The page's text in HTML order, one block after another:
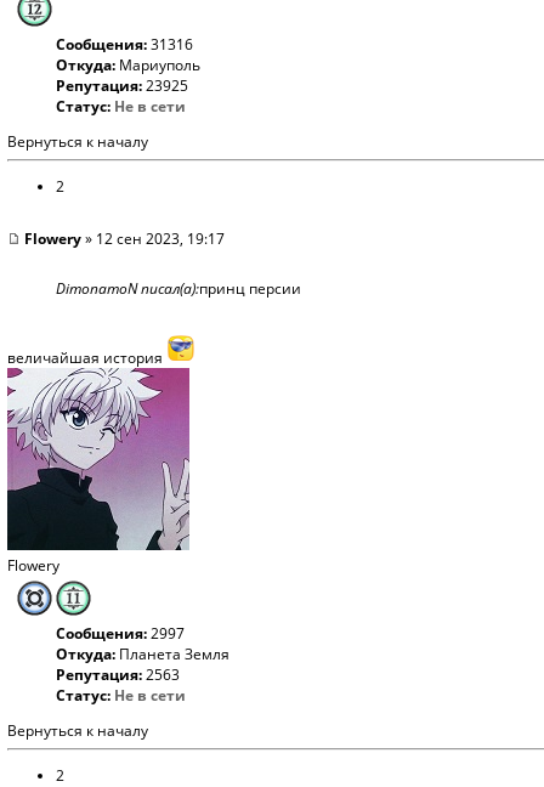
Сообщения:31316
Откуда: Мариуполь
Репутация:23925
Статус: Не в сети
Вернуться к началу
2
Flowery» 12 сен 2023, 19:17
DimonamoN писал(а):принц персии
величайшая история
Flowery
Сообщения:2997
Откуда: Планета Земля
Репутация:2563
Статус: Не в сети
Вернуться к началу
2